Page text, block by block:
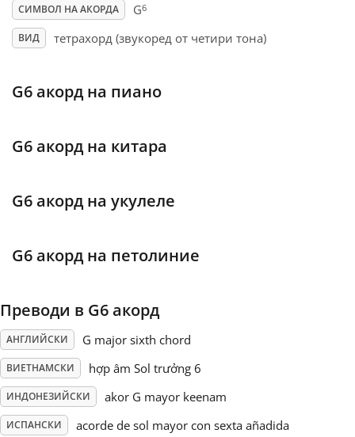
Español
हिन्दी
Italiano
日本語
Polski
Português
Русский
СИМВОЛ НА АКОРДА G6
ВИД тетрахорд (звукоред от четири тона)
G6 акорд на пиано
G6 акорд на китара
G6 акорд на укулеле
G6 акорд на петолиние
Преводи в G6 акорд
АНГЛИЙСКИ G major sixth chord
ВИЕТНАМСКИ hợp âm Sol trưởng 6
ИНДОНЕЗИЙСКИ akor G mayor keenam
ИСПАНСКИ acorde de sol mayor con sexta añadida